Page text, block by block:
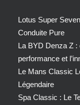
Lotus Super
Conduite Pure
La BYD Denza Z :
performance et
Le Mans Classic
Légendaire
Spa Classic : Le